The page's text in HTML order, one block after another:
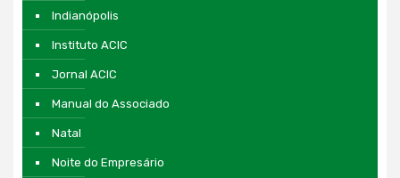
Indianópolis
Instituto ACIC
Jornal ACIC
Manual do Associado
Natal
Noite do Empresário